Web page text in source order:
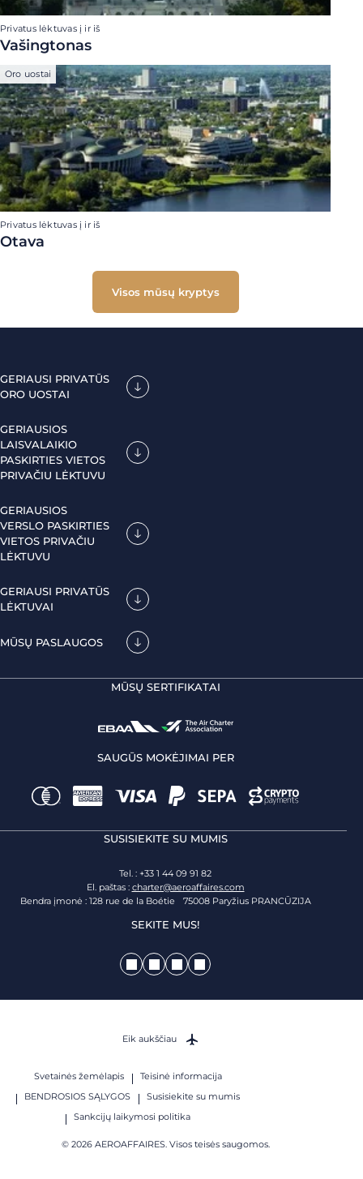
Privatus lėktuvas į ir iš
Vašingtonas
Oro uostai
Privatus lėktuvas į ir iš
Otava
Visos mūsų kryptys
GERIAUSI PRIVATŪS
ORO UOSTAI
GERIAUSIOS
LAISVALAIKIO
PASKIRTIES VIETOS
PRIVAČIU LĖKTUVU
GERIAUSIOS
VERSLO PASKIRTIES
VIETOS PRIVAČIU
LĖKTUVU
GERIAUSI PRIVATŪS
LĖKTUVAI
MŪSŲ PASLAUGOS
MŪSŲ SERTIFIKATAI
SAUGŪS MOKĖJIMAI PER
SUSISIEKITE SU MUMIS
Tel. : +33 1 44 09 91 82
El. paštas : charter@aeroaffaires.com
Bendra įmonė : 128 rue de la Boétie 75008 Paryžius PRANCŪZIJA
SEKITE MUS!
Svetainės žemėlapis
Teisinė informacija
BENDROSIOS SĄLYGOS
Susisiekite su mumis
Sankcijų laikymosi politika
© 2026 AEROAFFAIRES. Visos teisės saugomos.
Eik aukščiau